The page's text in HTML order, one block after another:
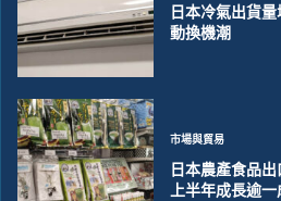
日本冷氣出貨
動換機潮
市場與貿易
日本農產食品
上半年成長逾一